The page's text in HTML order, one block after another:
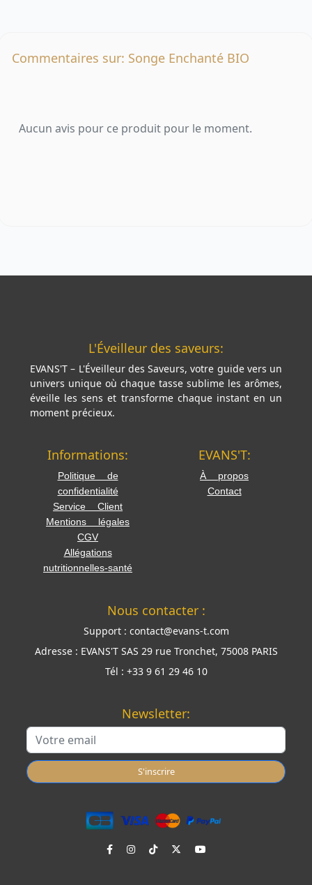
Commentaires sur: Songe Enchanté BIO
Aucun avis pour ce produit pour le moment.
L'Éveilleur des saveurs:
EVANS'T – L'Éveilleur des Saveurs, votre guide vers un
univers unique où chaque tasse sublime les arômes,
éveille les sens et transforme chaque instant en un
moment précieux.
Informations:
Politique de
confidentialité
Service Client
Mentions légales
CGV
Allégations
nutritionnelles-santé
EVANS'T:
À propos
Contact
Nous contacter :
Support : contact@evans-t.com
Adresse : EVANS'T SAS 29 rue Tronchet, 75008 PARIS
Tél : +33 9 61 29 46 10
Newsletter:
S'inscrire